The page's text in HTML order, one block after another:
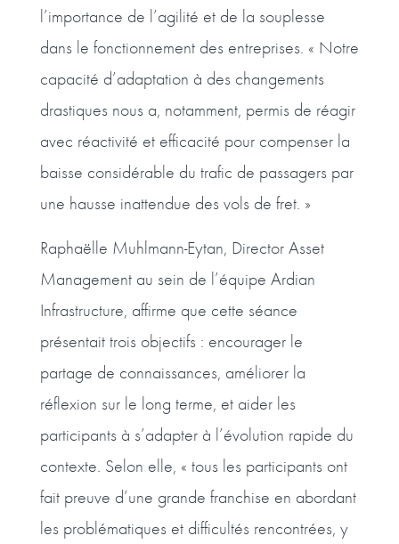
l’importance de l’agilité et de la souplesse
dans le fonctionnement des entreprises. « Notre
capacité d’adaptation à des changements
drastiques nous a, notamment, permis de réagir
avec réactivité et efficacité pour compenser la
baisse considérable du trafic de passagers par
une hausse inattendue des vols de fret. »
Raphaëlle Muhlmann-Eytan, Director Asset
Management au sein de l’équipe Ardian
Infrastructure, affirme que cette séance
présentait trois objectifs : encourager le
partage de connaissances, améliorer la
réflexion sur le long terme, et aider les
participants à s’adapter à l’évolution rapide du
contexte. Selon elle, « tous les participants ont
fait preuve d’une grande franchise en abordant
les problématiques et difficultés rencontrées, y